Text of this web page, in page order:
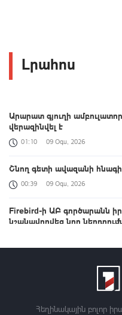
Լրահոս
Արարատ գյուղի
վերազինվել է
01:10 09 Օգս, 2026
Շնող գետի ավազանի
00:39 09 Օգս, 2026
Firebird-ի ԱԲ գործարանն
նշանավորվեց նոր
բանակային խաղերի
Հեղինակային բոլոր